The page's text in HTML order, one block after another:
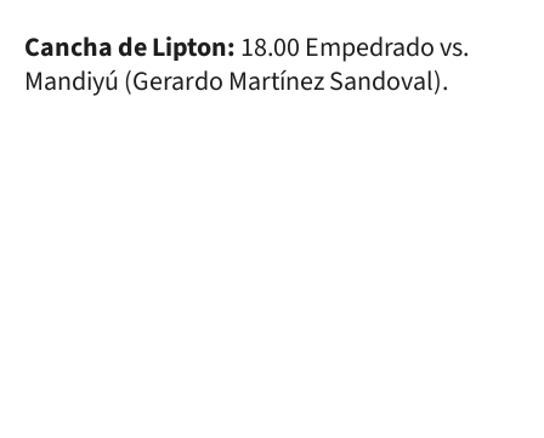
Cancha de Lipton:18.00 Empedrado vs.
Mandiyú (Gerardo Martínez Sandoval).